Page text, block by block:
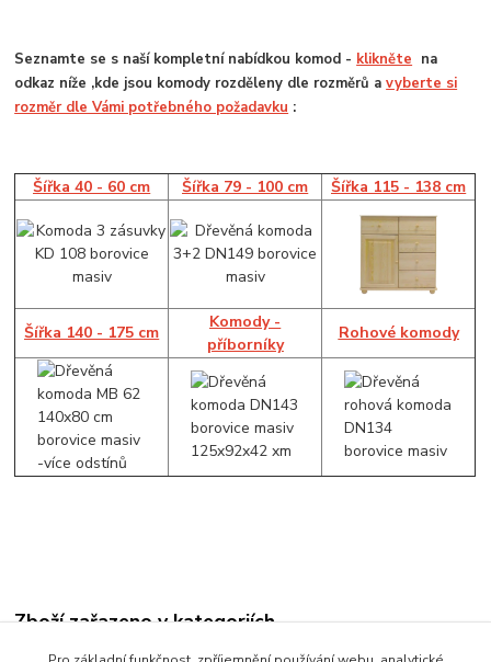
Seznamte se s naší kompletní nabídkou komod - klikněte na
odkaz níže ,kde jsou komody rozděleny dle rozměrů avyberte si
rozměr dle Vámi potřebného požadavku :
Šířka 40 - 60 cm Šířka 79 - 100 cm Šířka 115 - 138 cm
Šířka 140 - 175 cm
Komody -
příborníky
Rohové komody
Zboží zařazeno v kategoriích